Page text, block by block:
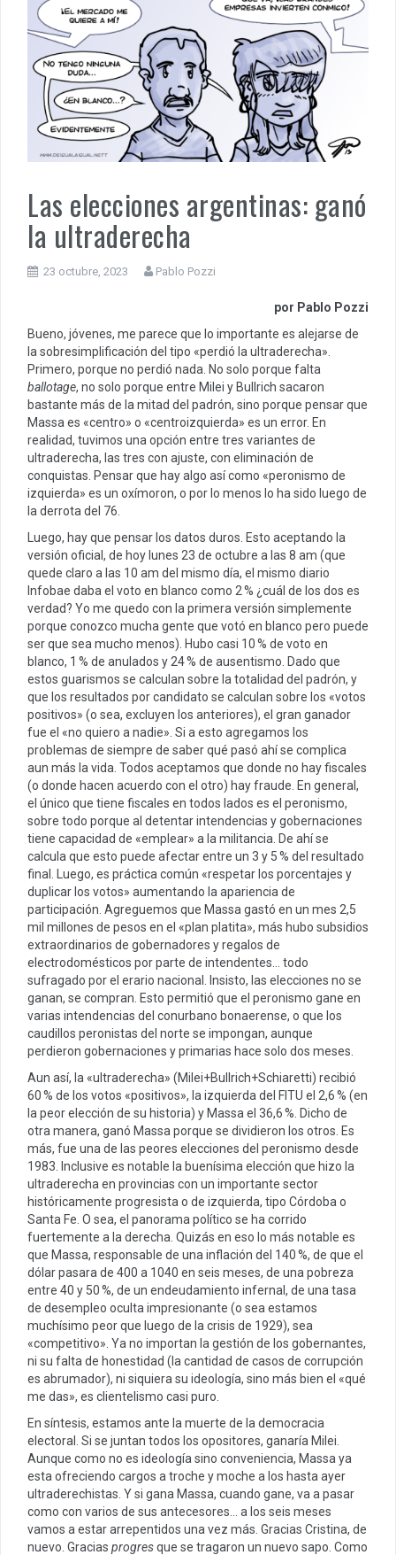
Las elecciones argentinas: ganó
la ultraderecha
23 octubre, 2023 Pablo Pozzi
por Pablo Pozzi
Bueno, jóvenes, me parece que lo importante es alejarse de
la sobresimplificación del tipo «perdió la ultraderecha».
Primero, porque no perdió nada. No solo porque falta
ballotage, no solo porque entre Milei y Bullrich sacaron
bastante más de la mitad del padrón, sino porque pensar que
Massa es «centro» o «centroizquierda» es un error. En
realidad, tuvimos una opción entre tres variantes de
ultraderecha, las tres con ajuste, con eliminación de
conquistas. Pensar que hay algo así como «peronismo de
izquierda» es un oxímoron, o por lo menos lo ha sido luego de
la derrota del 76.
Luego, hay que pensar los datos duros. Esto aceptando la
versión oficial, de hoy lunes 23 de octubre a las 8 am (que
quede claro a las 10 am del mismo día, el mismo diario
Infobae daba el voto en blanco como 2 % ¿cuál de los dos es
verdad? Yo me quedo con la primera versión simplemente
porque conozco mucha gente que votó en blanco pero puede
ser que sea mucho menos). Hubo casi 10 % de voto en
blanco, 1 % de anulados y 24 % de ausentismo. Dado que
estos guarismos se calculan sobre la totalidad del padrón, y
que los resultados por candidato se calculan sobre los «votos
positivos» (o sea, excluyen los anteriores), el gran ganador
fue el «no quiero a nadie». Si a esto agregamos los
problemas de siempre de saber qué pasó ahí se complica
aun más la vida. Todos aceptamos que donde no hay fiscales
(o donde hacen acuerdo con el otro) hay fraude. En general,
el único que tiene fiscales en todos lados es el peronismo,
sobre todo porque al detentar intendencias y gobernaciones
tiene capacidad de «emplear» a la militancia. De ahí se
calcula que esto puede afectar entre un 3 y 5 % del resultado
final. Luego, es práctica común «respetar los porcentajes y
duplicar los votos» aumentando la apariencia de
participación. Agreguemos que Massa gastó en un mes 2,5
mil millones de pesos en el «plan platita», más hubo subsidios
extraordinarios de gobernadores y regalos de
electrodomésticos por parte de intendentes… todo
sufragado por el erario nacional. Insisto, las elecciones no se
ganan, se compran. Esto permitió que el peronismo gane en
varias intendencias del conurbano bonaerense, o que los
caudillos peronistas del norte se impongan, aunque
perdieron gobernaciones y primarias hace solo dos meses.
Aun así, la «ultraderecha» (Milei+Bullrich+Schiaretti) recibió
60 % de los votos «positivos», la izquierda del FITU el 2,6 % (en
la peor elección de su historia) y Massa el 36,6 %. Dicho de
otra manera, ganó Massa porque se dividieron los otros. Es
más, fue una de las peores elecciones del peronismo desde
1983. Inclusive es notable la buenísima elección que hizo la
ultraderecha en provincias con un importante sector
históricamente progresista o de izquierda, tipo Córdoba o
Santa Fe. O sea, el panorama político se ha corrido
fuertemente a la derecha. Quizás en eso lo más notable es
que Massa, responsable de una inflación del 140 %, de que el
dólar pasara de 400 a 1040 en seis meses, de una pobreza
entre 40 y 50 %, de un endeudamiento infernal, de una tasa
de desempleo oculta impresionante (o sea estamos
muchísimo peor que luego de la crisis de 1929), sea
«competitivo». Ya no importan la gestión de los gobernantes,
ni su falta de honestidad (la cantidad de casos de corrupción
es abrumador), ni siquiera su ideología, sino más bien el «qué
me das», es clientelismo casi puro.
En síntesis, estamos ante la muerte de la democracia
electoral. Si se juntan todos los opositores, ganaría Milei.
Aunque como no es ideología sino conveniencia, Massa ya
esta ofreciendo cargos a troche y moche a los hasta ayer
ultraderechistas. Y si gana Massa, cuando gane, va a pasar
como con varios de sus antecesores… a los seis meses
vamos a estar arrepentidos una vez más. Gracias Cristina, de
nuevo. Gracias progresque se tragaron un nuevo sapo. Como